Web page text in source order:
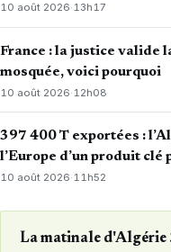
10 août 2026·13h17
France : la justice valide
mosquée, voici pourquoi
10 août 2026· 12h08
397 400 T exportées :
l’Europe d’un produit clé
10 août 2026·11h52
La matinale d'Algérie